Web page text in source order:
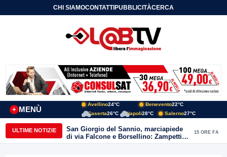
CHI SIAMOCONTATTIPUBBLICITÀCERCA
MENÙ
+
Avellino24°C Benevento22°C
Caserta26°C Napoli28°C Salerno27°C
ULTIME NOTIZIE
San Giorgio del Sannio, marciapiede
di via Falcone e Borsellino: Zampetti e
Lombardi replicano alle polemiche
15 ORE FA